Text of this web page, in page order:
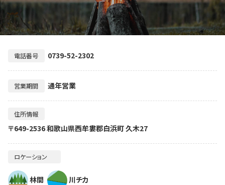
電話番号 0739-52-2302
営業期間 通年営業
住所情報
〒649-2536 和歌山県西牟婁郡白浜町 久木27
ロケーション
林間 川チカ